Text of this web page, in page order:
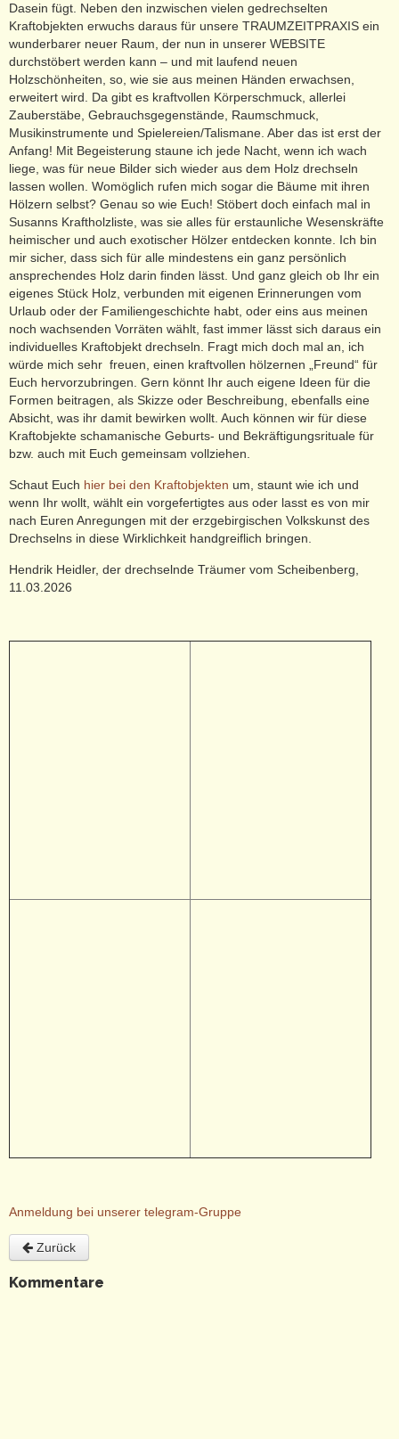
Dasein fügt. Neben den inzwischen vielen gedrechselten
Kraftobjekten erwuchs daraus für unsere TRAUMZEITPRAXIS ein
wunderbarer neuer Raum, der nun in unserer WEBSITE
durchstöbert werden kann – und mit laufend neuen
Holzschönheiten, so, wie sie aus meinen Händen erwachsen,
erweitert wird. Da gibt es kraftvollen Körperschmuck, allerlei
Zauberstäbe, Gebrauchsgegenstände, Raumschmuck,
Musikinstrumente und Spielereien/Talismane. Aber das ist erst der
Anfang! Mit Begeisterung staune ich jede Nacht, wenn ich wach
liege, was für neue Bilder sich wieder aus dem Holz drechseln
lassen wollen. Womöglich rufen mich sogar die Bäume mit ihren
Hölzern selbst? Genau so wie Euch! Stöbert doch einfach mal in
Susanns Kraftholzliste, was sie alles für erstaunliche Wesenskräfte
heimischer und auch exotischer Hölzer entdecken konnte. Ich bin
mir sicher, dass sich für alle mindestens ein ganz persönlich
ansprechendes Holz darin finden lässt. Und ganz gleich ob Ihr ein
eigenes Stück Holz, verbunden mit eigenen Erinnerungen vom
Urlaub oder der Familiengeschichte habt, oder eins aus meinen
noch wachsenden Vorräten wählt, fast immer lässt sich daraus ein
individuelles Kraftobjekt drechseln. Fragt mich doch mal an, ich
würde mich sehr freuen, einen kraftvollen hölzernen „Freund“ für
Euch hervorzubringen. Gern könnt Ihr auch eigene Ideen für die
Formen beitragen, als Skizze oder Beschreibung, ebenfalls eine
Absicht, was ihr damit bewirken wollt. Auch können wir für diese
Kraftobjekte schamanische Geburts- und Bekräftigungsrituale für
bzw. auch mit Euch gemeinsam vollziehen.
Schaut Euch hier bei den Kraftobjekten um, staunt wie ich und
wenn Ihr wollt, wählt ein vorgefertigtes aus oder lasst es von mir
nach Euren Anregungen mit der erzgebirgischen Volkskunst des
Drechselns in diese Wirklichkeit handgreiflich bringen.
Hendrik Heidler, der drechselnde Träumer vom Scheibenberg,
11.03.2026
Anmeldung bei unserer telegram-Gruppe
Zurück
Kommentare